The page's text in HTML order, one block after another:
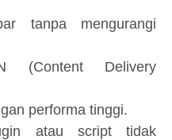
tanpa mengurangi
(Content Delivery
performa tinggi.
atau script tidak